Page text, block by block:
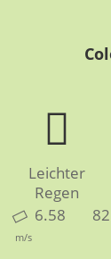
Leichter
Regen
6.58
m/s
82